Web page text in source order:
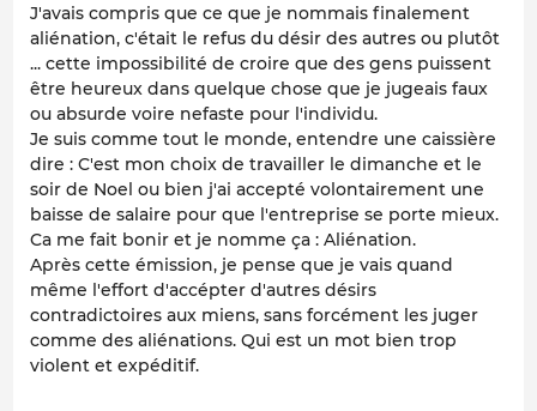
J'avais compris que ce que je nommais finalement
aliénation, c'était le refus du désir des autres ou plutôt
... cette impossibilité de croire que des gens puissent
être heureux dans quelque chose que je jugeais faux
ou absurde voire nefaste pour l'individu.
Je suis comme tout le monde, entendre une caissière
dire : C'est mon choix de travailler le dimanche et le
soir de Noel ou bien j'ai accepté volontairement une
baisse de salaire pour que l'entreprise se porte mieux.
Ca me fait bonir et je nomme ça : Aliénation.
Après cette émission, je pense que je vais quand
même l'effort d'accépter d'autres désirs
contradictoires aux miens, sans forcément les juger
comme des aliénations. Qui est un mot bien trop
violent et expéditif.